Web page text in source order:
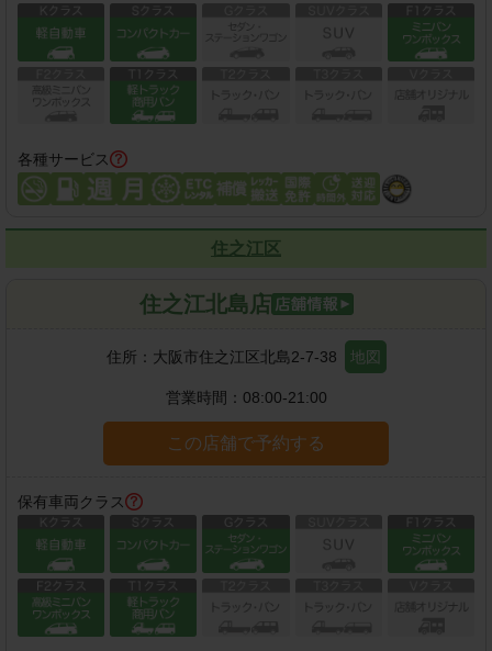
各種サービス
住之江区
住之江北島店
住所： 大阪市住之江区北島2-7-38 地図
営業時間： 08:00-21:00
この店舗で予約する
保有車両クラス